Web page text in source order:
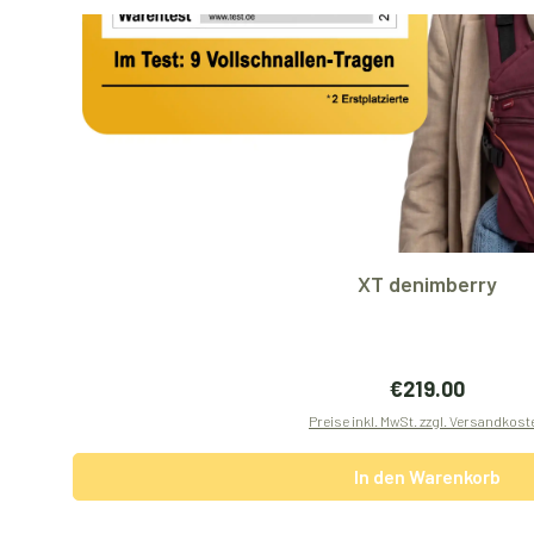
XT denimberry
Regulärer Preis:
€219.00
Preise inkl. MwSt. zzgl.
In den Warenkorb